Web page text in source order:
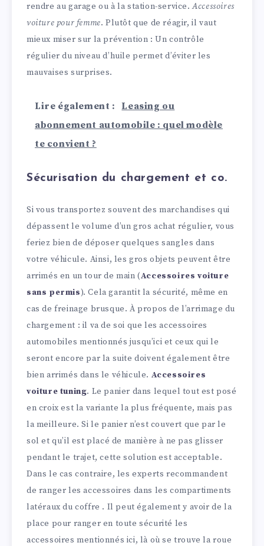
rendre au garage ou à la station-service.Accessoires
voiture pour femme. Plutôt que de réagir, il vaut
mieux miser sur la prévention : Un contrôle
régulier du niveau d’huile permet d’éviter les
mauvaises surprises.
Lire également :
Leasing ou
abonnement automobile : quel modèle
te convient ?
Sécurisation du chargement et co.
Si vous transportez souvent des marchandises qui
dépassent le volume d’un gros achat régulier, vous
feriez bien de déposer quelques sangles dans
votre véhicule. Ainsi, les gros objets peuvent être
arrimés en un tour de main (Accessoires voiture
sans permis). Cela garantit la sécurité, même en
cas de freinage brusque. À propos de l’arrimage du
chargement : il va de soi que les accessoires
automobiles mentionnés jusqu’ici et ceux qui le
seront encore par la suite doivent également être
bien arrimés dans le véhicule. Accessoires
voiture tuning. Le panier dans lequel tout est posé
en croix est la variante la plus fréquente, mais pas
la meilleure. Si le panier n’est couvert que par le
sol et qu’il est placé de manière à ne pas glisser
pendant le trajet, cette solution est acceptable.
Dans le cas contraire, les experts recommandent
de ranger les accessoires dans les compartiments
latéraux du coffre . Il peut également y avoir de la
place pour ranger en toute sécurité les
accessoires mentionnés ici, là où se trouve la roue